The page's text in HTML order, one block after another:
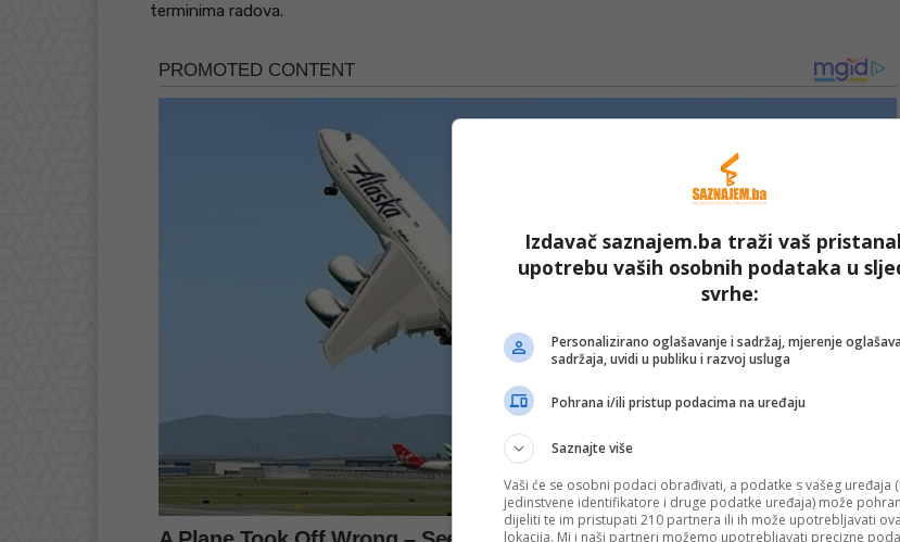
terminima radova.
Izdavač saznajem.ba traži vaš
upotrebu vaših osobnih podataka u
svrhe:
Personalizirano oglašavanje i sadržaj, mjerenje
sadržaja, uvidi u publiku i razvoj usluga
Pohrana i/ili pristup podacima na uređaju
Saznajte više
Vaši će se osobni podaci obrađivati, a podatke s vašeg uređaja
jedinstvene identifikatore i druge podatke uređaja) može
dijeliti te im pristupati 210 partnera ili ih može upotrebljavati
lokacija. Mi i naši partneri možemo upotrebljavati precizne